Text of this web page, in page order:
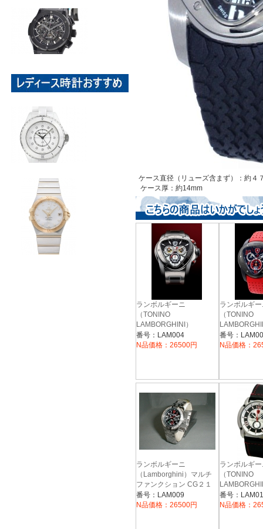
ケース直径（リューズ含まず）：約４
ケース厚：約14mm
ランボルギーニ
（TONINO
LAMBORGHINI）
SWISS MADE
WATCH １０００ＳＢ
番号：LAM004
N品価格：26500円
ランボルギ
（TONINO
SWISS
WATCH １
番号：
N品価格：
ランボルギーニ
（Lamborghini）マルチ
ファンクション CG２１
２M ブラック
番号：LAM009
N品価格：26500円
ランボルギ
（TONINO
SWISS
WATCH ７
番号：
N品価格：